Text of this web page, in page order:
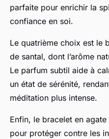
parfaite pour enrichir la
confiance en soi.
Le quatrième choix est le
de santal, dont l’arôme
Le parfum subtil aide à
un état de sérénité,
méditation plus intense.
Enfin, le bracelet en
pour protéger contre les